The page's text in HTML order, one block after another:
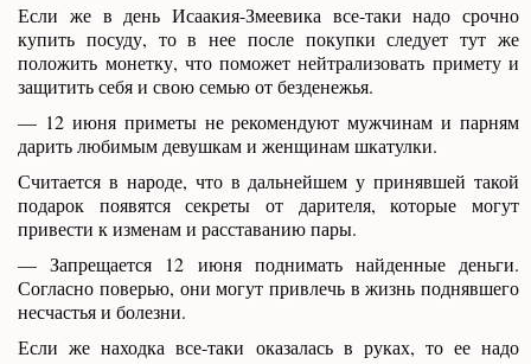
Если же в день Исаакия-Змеевика все-таки надо срочно
купить посуду, то в нее после покупки следует тут же
положить монетку, что поможет нейтрализовать примету и
защитить себя и свою семью от безденежья.
— 12 июня приметы не рекомендуют мужчинам и парням
дарить любимым девушкам и женщинам шкатулки.
Считается в народе, что в дальнейшем у принявшей такой
подарок появятся секреты от дарителя, которые могут
привести к изменам и расставанию пары.
— Запрещается 12 июня поднимать найденные деньги.
Согласно поверью, они могут привлечь в жизнь поднявшего
несчастья и болезни.
Если же находка все-таки оказалась в руках, то ее надо